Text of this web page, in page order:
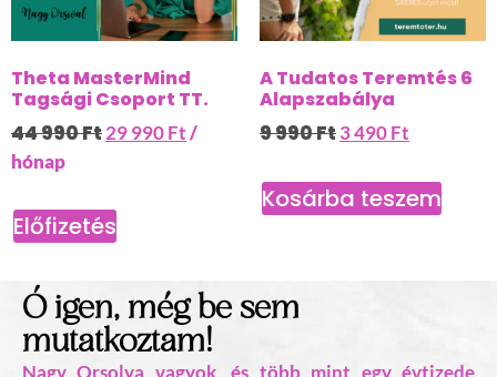
Theta MasterMind
Tagsági Csoport TT.
44 990Ft29 990Ft/
hónap
Előfizetés
A Tudatos Teremtés 6
Alapszabálya
9 990Ft3 490Ft
Kosárba teszem
Ó igen, még be sem
mutatkoztam!
Nagy Orsolya vagyok, és több mint egy évtizede